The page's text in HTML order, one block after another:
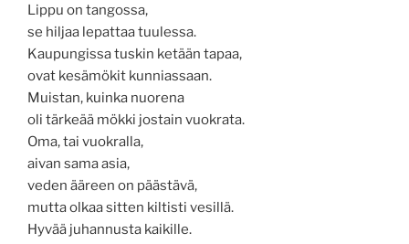
Lippu on tangossa,
se hiljaa lepattaa tuulessa.
Kaupungissa tuskin ketään tapaa,
ovat kesämökit kunniassaan.
Muistan, kuinka nuorena
oli tärkeää mökki jostain vuokrata.
Oma, tai vuokralla,
aivan sama asia,
veden ääreen on päästävä,
mutta olkaa sitten kiltisti vesillä.
Hyvää juhannusta kaikille.